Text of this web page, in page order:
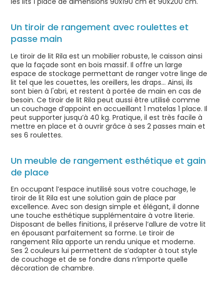
Un tiroir de rangement avec roulettes et
passe main
Le tiroir de lit Rila est un mobilier robuste, le caisson ainsi
que la façade sont en bois massif. Il offre un large
espace de stockage permettant de ranger votre linge de
lit tel que les couettes, les oreillers, les draps… Ainsi, ils
sont bien à l'abri, et restent à portée de main en cas de
besoin. Ce tiroir de lit Rila peut aussi être utilisé comme
un couchage d’appoint en accueillant 1 matelas 1 place. Il
peut supporter jusqu’à 40 kg. Pratique, il est très facile à
mettre en place et à ouvrir grâce à ses 2 passes main et
ses 6 roulettes.
Un meuble de rangement esthétique et gain
de place
En occupant l’espace inutilisé sous votre couchage, le
tiroir de lit Rila est une solution gain de place par
excellence. Avec son design simple et élégant, il donne
une touche esthétique supplémentaire à votre literie.
Disposant de belles finitions, il préserve l’allure de votre lit
en épousant parfaitement sa forme. Le tiroir de
rangement Rila apporte un rendu unique et moderne.
Ses 2 couleurs lui permettent de s’adapter à tout style
de couchage et de se fondre dans n’importe quelle
décoration de chambre.